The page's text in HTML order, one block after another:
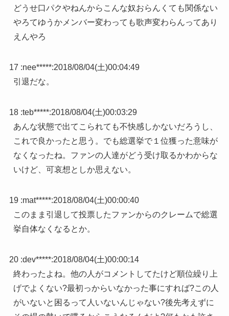
どうせ口パクやねんからこんな奴おらんくても関係ない
やろてゆうかメンバー変わっても歌声変わらんってあり
えんやろ
17 :nee*****:2018/08/04(土)00:04:49
引退だな。
18 :teb*****:2018/08/04(土)00:03:29
あんな状態で出てこられても不快感しかないだろうし、
これで良かったと思う。でも総選挙で１位獲った意味が
なくなったね。ファンの人達がどう受け取るかわからな
いけど、可哀想としか思えない。
19 :mat*****:2018/08/04(土)00:00:40
このまま引退して投票したファンからのクレームで総選
挙自体なくなるとか。
20 :dev*****:2018/08/04(土)00:00:14
終わったよね。他の人がコメントしてたけど順位繰り上
げでよくない?最初っからいなかった事にすれば?この人
がいないと困るって人いないんじゃない?後先考えずに